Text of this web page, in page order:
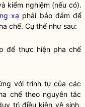
kiểm nghiệm (nếu có).
xạ phải bảo đảm để
chế. Cụ thể như sau:
để thực hiện pha chế
với trình tự của các
chế theo nguyên tắc
trì điều kiện vệ sinh,